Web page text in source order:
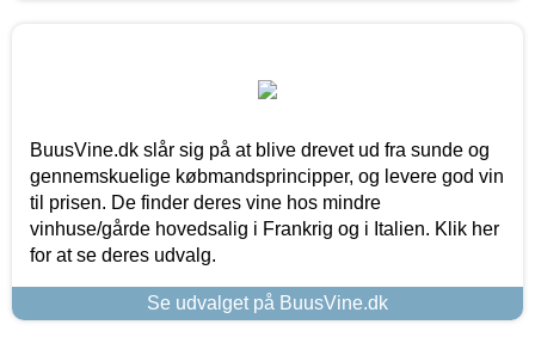
BuusVine.dk slår sig på at blive drevet ud fra sunde og
gennemskuelige købmandsprincipper, og levere god vin
til prisen. De finder deres vine hos mindre
vinhuse/gårde hovedsalig i Frankrig og i Italien. Klik her
for at se deres udvalg.
Se udvalget på BuusVine.dk